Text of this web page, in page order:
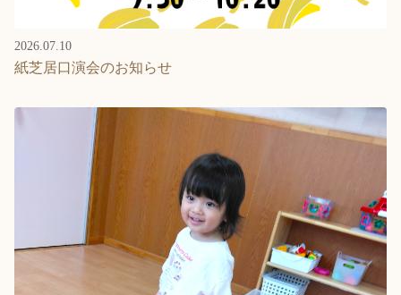
2026.07.10
紙芝居口演会のお知らせ